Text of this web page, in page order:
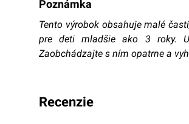
Poznámka
Tento výrobok obsahuje malé
pre deti mladšie ako 3 roky.
Zaobchádzajte s ním opatrne a
recenzie